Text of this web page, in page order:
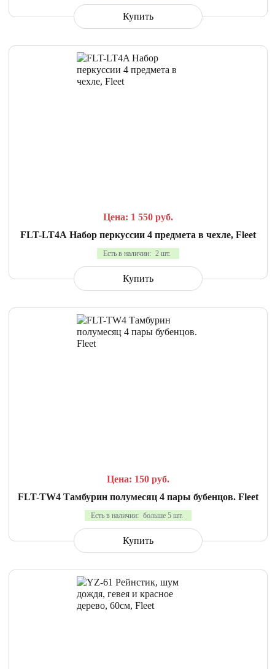
Купить
Цена: 1 550 руб.
FLT-LT4A Набор перкуссии 4 предмета в чехле, Fleet
Есть в наличии: 2 шт.
Купить
Цена: 150 руб.
FLT-TW4 Тамбурин полумесяц 4 пары бубенцов. Fleet
Есть в наличии: больше 5 шт.
Купить